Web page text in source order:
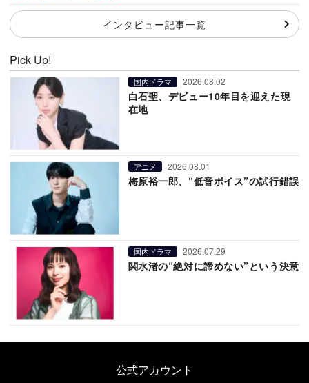
インタビュー記事一覧
Pick Up!
国内ドラマ 2026.08.02
白石聖、デビュー10年目を迎えた現
在地
アニメ 2026.08.01
梅原裕一郎、“低音ボイス”の試行錯誤
国内ドラマ 2026.07.29
関水渚の“絶対に諦めない”という決意
公式アカウント